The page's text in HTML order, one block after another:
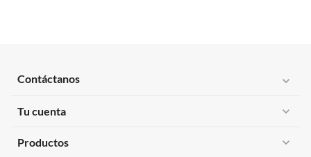
Contáctanos expand_more
Tu cuenta expand_more
Productos expand_more